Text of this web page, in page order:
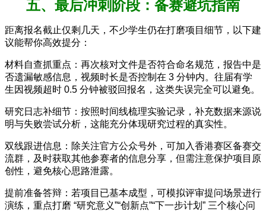
五、最后冲刺阶段：备赛避坑指南
距离报名截止仅剩几天，不少学生仍在打磨项目细节，以下建
议能帮你高效提分：
材料自查抓重点：再次核对文件是否符合命名规范，报告中是
否遗漏敏感信息，视频时长是否控制在 3 分钟内。往届有学
生因视频超时 0.5 分钟被驳回报名，这类失误完全可以避免。
研究日志补细节：按照时间线梳理实验记录，补充数据来源说
明与失败尝试分析，这能充分体现研究过程的真实性。
双线跟进信息：除关注官方公众号外，可加入香港赛区备赛交
流群，及时获取其他参赛者的信息分享，但需注意保护项目原
创性，避免核心思路泄露。
提前准备答辩：若项目已基本成型，可模拟评审提问场景进行
演练，重点打磨 “研究意义”“创新点”“下一步计划” 三个核心问